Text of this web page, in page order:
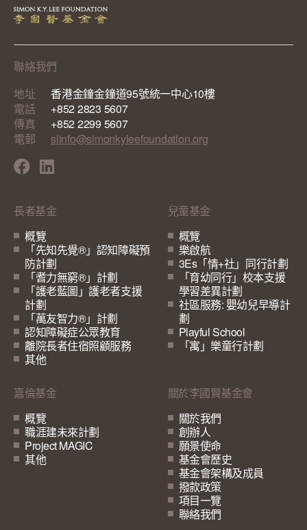
聯絡我們
地址
香港金鐘金鐘道95號統一中心10樓
電話
+852 2823 5607
傳真
+852 2299 5607
電郵
slinfo@simonkyleefoundation.org
長者基金
概覽
「先知先覺®」認知障礙預
防計劃
「耆力無窮®」計劃
「護老藍圖」護老者支援
計劃
「萬友智力®」計劃
認知障礙症公眾教育
離院長者住宿照顧服務
其他
兒童基金
概覽
樂啟航
3Es「情+社」同行計劃
「育幼同行」校本支援
學習差異計劃
社區服務: 嬰幼兒早導計
劃
Playful School
「寓」樂童行計劃
嘉倫基金
概覽
職涯建未來計劃
Project MAGIC
其他
關於李國賢基金會
關於我們
創辦人
願景使命
基金會歷史
基金會架構及成員
撥款政策
項目一覽
聯絡我們